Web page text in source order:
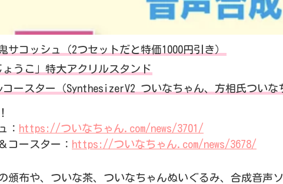
サコッシュ（2つセットだと特価1000円引き）
ょうこ」特大アクリルスタンド
コースター（SynthesizerV2 ついなちゃん、方相氏ついな
： https://ついなちゃん.com/news/3701/
コースター： https://ついなちゃん.com/news/3678/
頒布や、ついな茶、ついなちゃんぬいぐるみ、合成音声